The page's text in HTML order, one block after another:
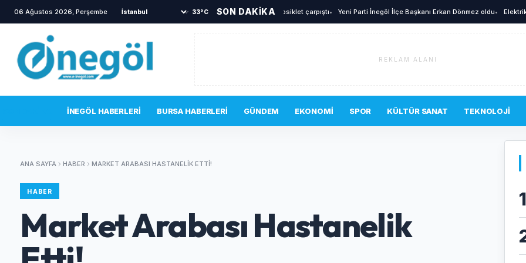
06 Ağustos 2026, Perşembe 33°C SON DAKİKA
İnegöl'de hafif ticari araç ile motosiklet çarpıştı• Yeni Parti İnegöl İlçe Başkanı Erkan Dönmez oldu• Elektrikli
REKLAM ALANI
İNEGÖL HABERLERI BURSA HABERLERI GÜNDEM EKONOMI SPOR KÜLTÜR SANAT TEKNOLOJI
ANA SAYFA HABER MARKET ARABASI HASTANELIK ETTI!
HABER
Market Arabası Hastanelik
1